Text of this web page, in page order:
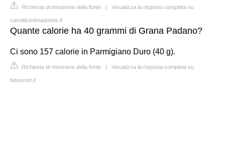
Richiesta di rimozione della fonte | Visualizza la risposta completa su
caseificio4madonne.it
Quante calorie ha 40 grammi di Grana Padano?
Ci sono 157 calorie in Parmigiano Duro (40 g).
Richiesta di rimozione della fonte | Visualizza la risposta completa su
fatsecret.it